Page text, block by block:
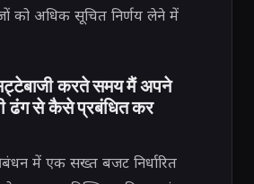
को अधिक सूचित निर्णय लेने में
करते समय मैं अपने
ढंग से कैसे प्रबंधित कर
में एक सख्त बजट निर्धारित